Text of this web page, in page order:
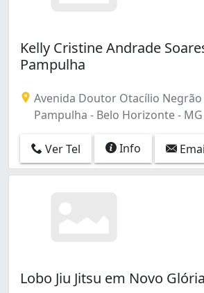
Kelly Cristine Andrade
Pampulha
Avenida Doutor Otacílio Negrão
Pampulha - Belo Horizonte - MG
Ver Tel Info
Lobo Jiu Jitsu em Novo Glória